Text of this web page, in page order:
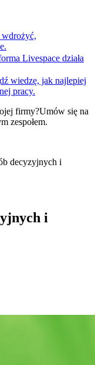
Livespace działa
wiedzę, jak najlepiej
pracy.
firmy?Umów się na
zespołem.
decyzyjnych i
i